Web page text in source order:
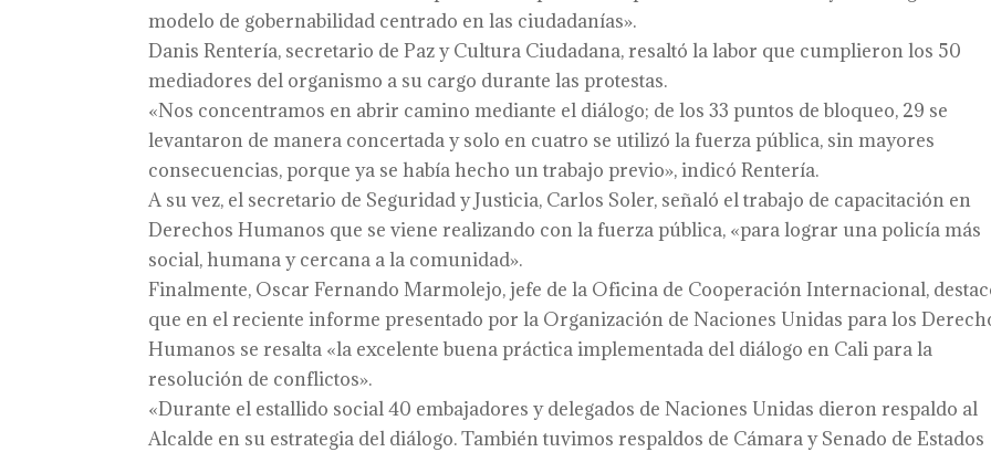
modelo de gobernabilidad centrado en las ciudadanías».
Danis Rentería, secretario de Paz y Cultura Ciudadana, resaltó la labor que cumplieron los 50
mediadores del organismo a su cargo durante las protestas.
«Nos concentramos en abrir camino mediante el diálogo; de los 33 puntos de bloqueo, 29 se
levantaron de manera concertada y solo en cuatro se utilizó la fuerza pública, sin mayores
consecuencias, porque ya se había hecho un trabajo previo», indicó Rentería.
A su vez, el secretario de Seguridad y Justicia, Carlos Soler, señaló el trabajo de capacitación en
Derechos Humanos que se viene realizando con la fuerza pública, «para lograr una policía más
social, humana y cercana a la comunidad».
Finalmente, Oscar Fernando Marmolejo, jefe de la Oficina de Cooperación Internacional,
que en el reciente informe presentado por la Organización de Naciones Unidas para los
Humanos se resalta «la excelente buena práctica implementada del diálogo en Cali para la
resolución de conflictos».
«Durante el estallido social 40 embajadores y delegados de Naciones Unidas dieron respaldo al
Alcalde en su estrategia del diálogo. También tuvimos respaldos de Cámara y Senado de Estados